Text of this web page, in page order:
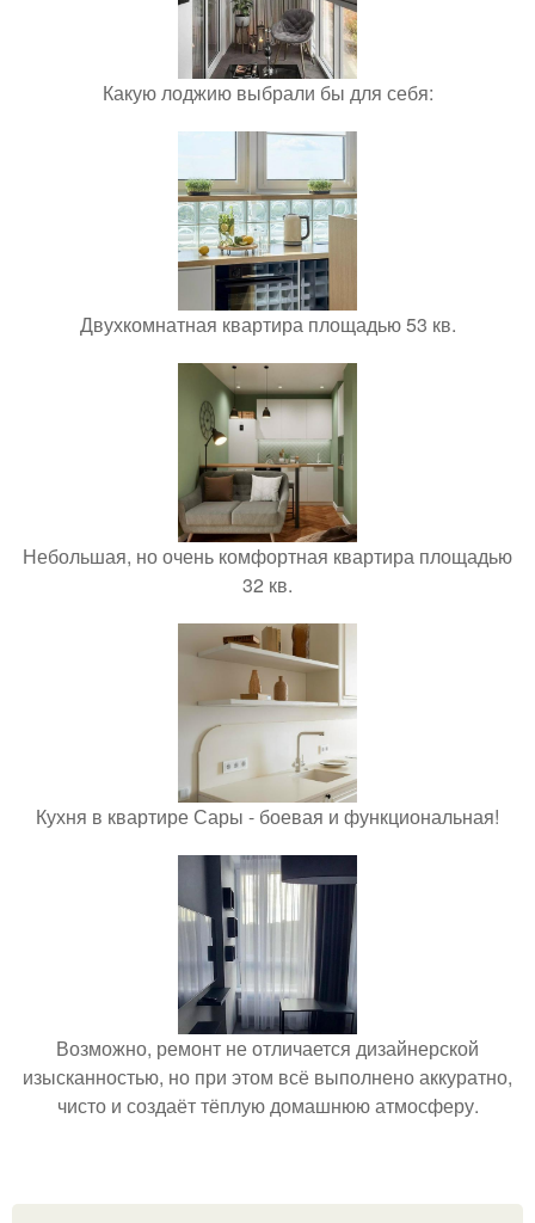
Какую лоджию выбрали бы для себя:
Двухкомнатная квартира площадью 53 кв.
Небольшая, но очень комфортная квартира площадью
32 кв.
Кухня в квартире Сары - боевая и функциональная!
Возможно, ремонт не отличается дизайнерской
изысканностью, но при этом всё выполнено аккуратно,
чисто и создаёт тёплую домашнюю атмосферу.